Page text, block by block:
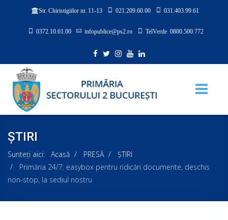
Str. Chiristigiilor nr. 11-13 021.209.60.00 031.403.99.61
0372.10.61.00 infopublice@ps2.ro TelVerde 0800.500.772
ȘTIRI
Sunteți aici: Acasă PRESĂ
ȘTIRI
Primăria 24/7: easybox pentru ridicări documente, deschis
non-stop, la sediul nostru